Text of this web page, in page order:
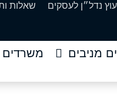
נדל״ן לעסקים שאלות
מניבים משרדים